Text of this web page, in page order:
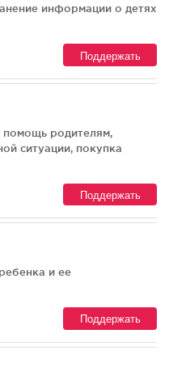
информации о детях
Поддержать
родителям,
ситуации, покупка
Поддержать
и ее
Поддержать